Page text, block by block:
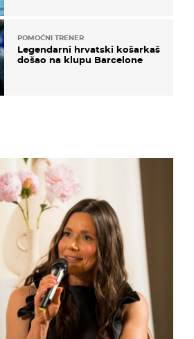
POMOĆNI TRENER
Legendarni hrvatski košarkaš
došao na klupu Barcelone